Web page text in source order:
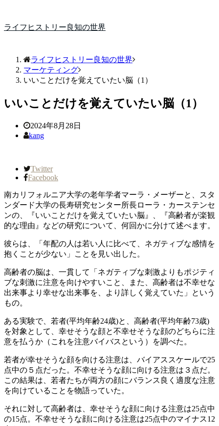
ライフヒストリー良知の世界
ライフヒストリー良知の世界
マーケティング
いいことだけを覚えていたい脳（1）
いいことだけを覚えていたい脳（1）
2024年8月28日
kang
Twitter
Facebook
南カリフォルニア大学の老年学者マーラ・メーザーと、スタ
ンダード大学の長寿研究センター所長ローラ・カーステンセ
ンの、『いいことだけを覚えていたい脳』、『高齢者が楽観
的な理由』などの研究について、何回かに分けて述べます。
彼らは、「年配の人は若い人に比べて、ネガティブな感情を
抱くことが少ない」ことを見い出した。
高齢者の脳は、一貫して「ネガティブな刺激よりもポジティ
ブな刺激に注意を向けやすいこと、また、高齢者は不幸せな
出来事より幸せな出来事を、より詳しく覚えていた」という
もの。
ある実験で、若者(平均年齢24歳)と、高齢者(平均年齢73歳)
を対象として、幸せそうな顔と不幸せそうな顔のどちらに注
意を払うか（これを注意バイバスという）を調べた。
若者が幸せそうな顔を向ける注意は、バイアススケールで25
点中の５点だった。不幸せそうな顔に向ける注意は３点だ。
この結果は、若者たちが両方の顔にバランス良く適度な注意
を向けていることを物語っていた。
それに対して高齢者は、幸せそうな顔に向ける注意は25点中
の15点。不幸せそうな顔に向ける注意は25点中のマイナス12